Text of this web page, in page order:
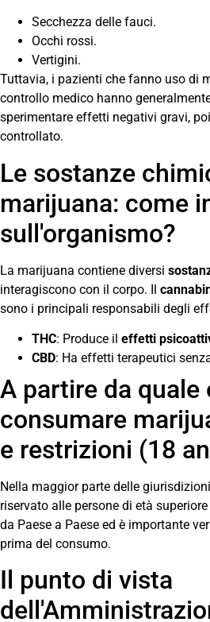
Secchezza delle fauci.
Occhi rossi.
Vertigini.
Tuttavia, i pazienti che fanno uso di
controllo medico hanno
sperimentare effetti negativi gravi,
controllato.
Le sostanze
marijuana: come
sull'organismo?
La marijuana contiene diversi
interagiscono con il corpo. Il
sono i principali responsabili degli
THC: Produce il effetti
CBD: Ha effetti terapeutici
A partire da quale
consumare
e restrizioni (18
Nella maggior parte delle
riservato alle persone di età superiore
da Paese a Paese ed è importante
prima del consumo.
Il punto di vista